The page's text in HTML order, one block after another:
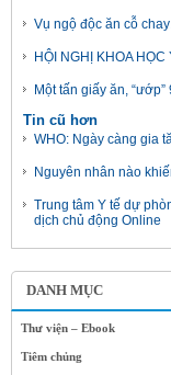
DANH MỤC
Thư viện – Ebook
Tiêm chủng
Vụ ngộ độc ăn cỗ
HỘI NGHỊ KHOA
Một tấn giấy ăn,
Tin cũ hơn
WHO: Ngày càng gia
Nguyên nhân nào
Trung tâm Y tế dự
dịch chủ động Online